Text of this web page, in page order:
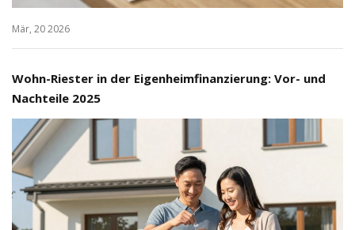
Mär, 20 2026
Wohn-Riester in der Eigenheimfinanzierung: Vor- und
Nachteile 2025